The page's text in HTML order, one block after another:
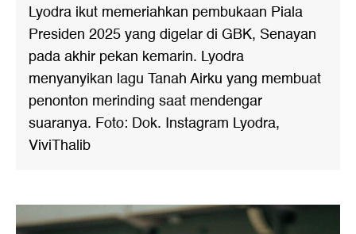
Lyodra ikut memeriahkan pembukaan Piala
Presiden 2025 yang digelar di GBK, Senayan
pada akhir pekan kemarin. Lyodra
menyanyikan lagu Tanah Airku yang membuat
penonton merinding saat mendengar
suaranya. Foto: Dok. Instagram Lyodra,
ViviThalib